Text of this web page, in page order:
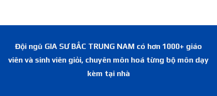
Đội ngũ GIA SƯ BẮC TRUNG NAM có hơn 1000+ giáo
viên và sinh viên giỏi, chuyên môn hoá từng bộ môn dạy
kèm tại nhà